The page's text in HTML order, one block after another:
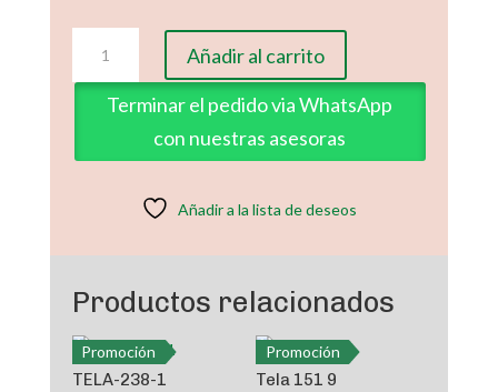
2908
2
cantidad
Añadir al carrito
Terminar el pedido via WhatsApp
con nuestras asesoras
Añadir a la lista de deseos
Productos relacionados
Promoción
TELA-238-1
Promoción
Tela 151 9